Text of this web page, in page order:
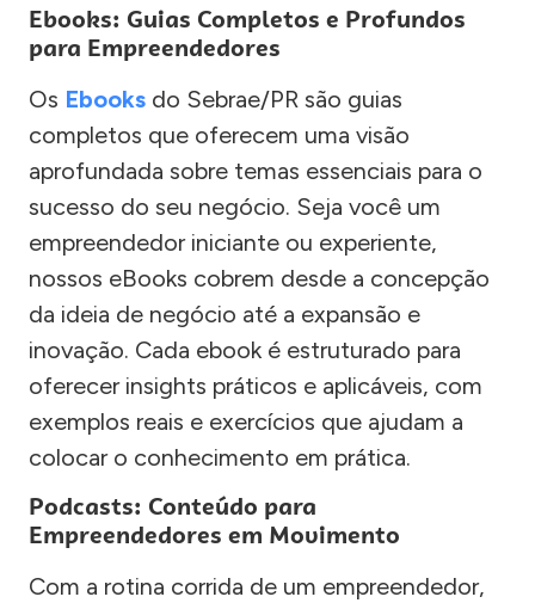
Ebooks: Guias Completos e Profundos
para Empreendedores
Os Ebooks do Sebrae/PR são guias
completos que oferecem uma visão
aprofundada sobre temas essenciais para o
sucesso do seu negócio. Seja você um
empreendedor iniciante ou experiente,
nossos eBooks cobrem desde a concepção
da ideia de negócio até a expansão e
inovação. Cada ebook é estruturado para
oferecer insights práticos e aplicáveis, com
exemplos reais e exercícios que ajudam a
colocar o conhecimento em prática.
Podcasts: Conteúdo para
Empreendedores em Movimento
Com a rotina corrida de um empreendedor,